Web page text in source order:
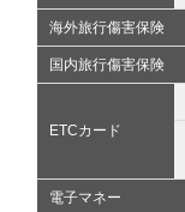
海外旅行傷害保険
国内旅行傷害保険
ETCカード
電子マネー